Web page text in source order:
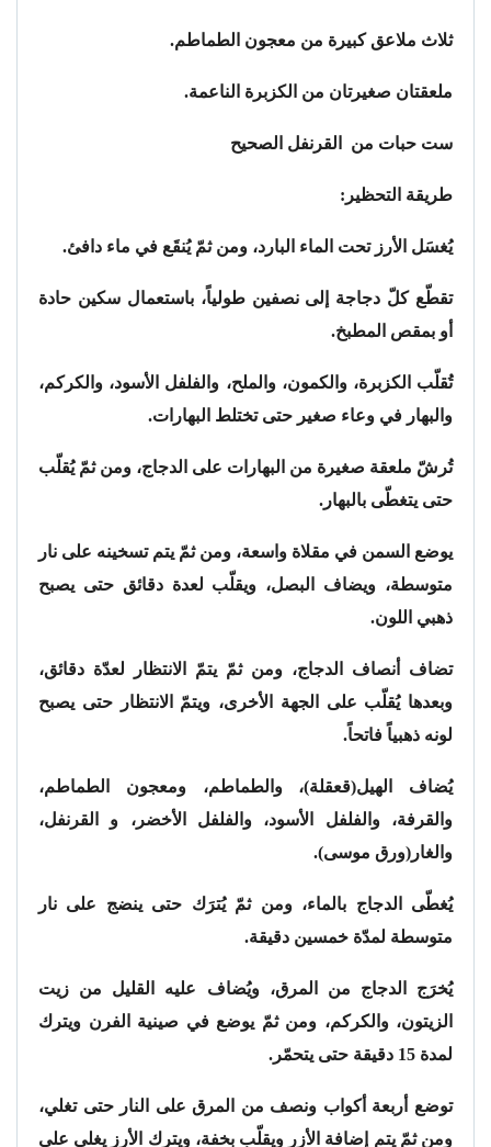
ثلاث ملاعق كبيرة من معجون الطماطم.
ملعقتان صغيرتان من الكزبرة الناعمة.
ست حبات من القرنفل الصحيح
طريقة التحظير:
يُغسَل الأرز تحت الماء البارد، ومن ثمّ يُنقَع في ماء دافئ.
تقطّع كلّ دجاجة إلى نصفين طولياً، باستعمال سكين حادة
أو بمقص المطبخ.
تُقلّب الكزبرة، والكمون، والملح، والفلفل الأسود، والكركم،
والبهار في وعاء صغير حتى تختلط البهارات.
تُرشّ ملعقة صغيرة من البهارات على الدجاج، ومن ثمّ يُقلّب
حتى يتغطّى بالبهار.
يوضع السمن في مقلاة واسعة، ومن ثمّ يتم تسخينه على نار
متوسطة، ويضاف البصل، ويقلّب لعدة دقائق حتى يصبح
ذهبي اللون.
تضاف أنصاف الدجاج، ومن ثمّ يتمّ الانتظار لعدّة دقائق،
وبعدها يُقلّب على الجهة الأخرى، ويتمّ الانتظار حتى يصبح
لونه ذهبياً فاتحاً.
يُضاف الهيل(قعقلة)، والطماطم، ومعجون الطماطم،
والقرفة، والفلفل الأسود، والفلفل الأخضر، و القرنفل،
والغار(ورق موسى).
يُغطّى الدجاج بالماء، ومن ثمّ يُترَك حتى ينضج على نار
متوسطة لمدّة خمسين دقيقة.
يُخرَج الدجاج من المرق، ويُضاف عليه القليل من زيت
الزيتون، والكركم، ومن ثمّ يوضع في صينية الفرن ويترك
لمدة 15 دقيقة حتى يتحمّر.
توضع أربعة أكواب ونصف من المرق على النار حتى تغلي،
ومن ثمّ يتم إضافة الأزر ويقلّب بخفة، ويترك الأرز يغلي على